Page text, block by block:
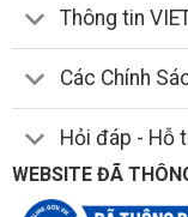
Thông tin
Các Chính
Hỏi đáp - Hỗ
WEBSITE ĐÃ